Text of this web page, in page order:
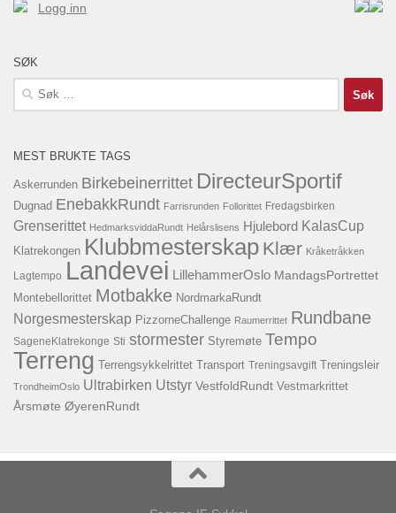
Logg inn
SØK
Søk
MEST BRUKTE TAGS
Askerrunden Birkebeinerrittet DirecteurSportif
Dugnad EnebakkRundt Farrisrunden Follorittet Fredagsbirken
Grenserittet HedmarksviddaRundt Helårslisens Hjulebord KalasCup
Klatrekongen Klubbmesterskap Klær Kråketråkken
Lagtempo Landevei LillehammerOslo MandagsPortrettet
Montebellorittet Motbakke NordmarkaRundt
Norgesmesterskap PizzorneChallenge Raumerrittet Rundbane
SageneKlatrekonge Sti stormester Styremøte Tempo
Terreng Terrengsykkelrittet Transport Treningsavgift Treningsleir
TrondheimOslo Ultrabirken Utstyr VestfoldRundt Vestmarkrittet
Årsmøte ØyerenRundt